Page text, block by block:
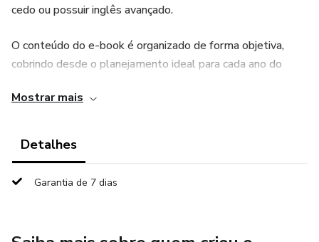
cedo ou possuir inglês avançado.
O conteúdo do e-book é organizado de forma objetiva,
cobrindo desde o planejamento ideal para cada ano do
processo. O leitor encontrará explicações claras sobre o
recomendação, atividades extracurriculares, essays, bolsas
disso, há orientações práticas para preencher o CSS Profile,
Mostrar mais
Detalhes
Garantia de 7 dias